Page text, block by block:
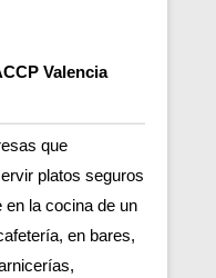
Valencia
que
platos seguros
en la cocina de un
en bares,